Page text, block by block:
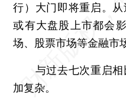
行）大门即将重启。
或有大盘股上市都会
场、股票市场等金融市
与过去七次重启相
加复杂。